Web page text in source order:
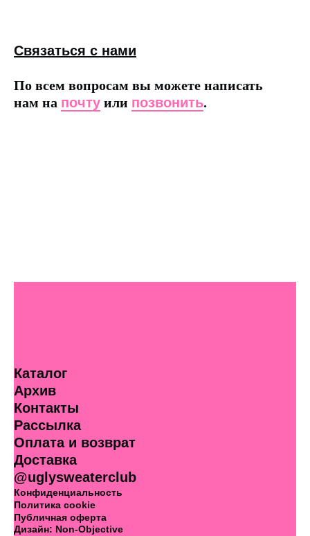
Связаться с нами
По всем вопросам вы можете написать
нам на почту или позвонить.
Каталог
Архив
Контакты
Рассылка
Оплата и возврат
Доставка
@uglysweaterclub
Конфиденциальность
Политика cookie
Публичная оферта
Дизайн: Non-Objective